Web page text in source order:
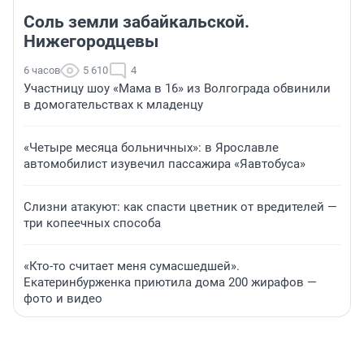
Соль земли забайкальской.
Нижегородцевы
6 часов 5 610 4
Участницу шоу «Мама в 16» из Волгограда обвинили
в домогательствах к младенцу
«Четыре месяца больничных»: в Ярославле
автомобилист изувечил пассажира «Яавтобуса»
Слизни атакуют: как спасти цветник от вредителей —
три копеечных способа
«Кто-то считает меня сумасшедшей».
Екатеринбурженка приютила дома 200 жирафов —
фото и видео